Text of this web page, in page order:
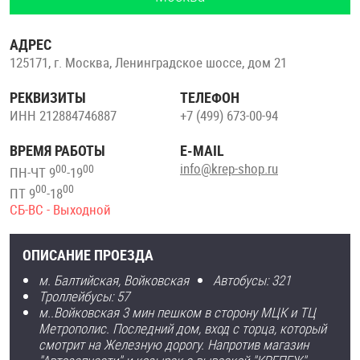
ОПЛАТА И ДОСТАВКА
НАШИ МАГАЗИНЫ
Гайки
Дюбели
Дюймовый крепёж
Заклепки (Гайки-Заклепки)
Инструмент
Крюки, кольца с метрической резьбой
Крюки, кольца с шурупной резьбой
АДРЕС
125171, г. Москва,Ленинградское шоссе,дом 21
РЕКВИЗИТЫ
ИНН 212884746887
ТЕЛЕФОН
+7 (499) 673-00-94
ВРЕМЯ РАБОТЫ
ПН-ЧТ 900-1900
ПТ 900-1800
СБ-ВС - Выходной
E-MAIL
info@krep-shop.ru
ОПИСАНИЕ ПРОЕЗДА
м. Балтийская, Войковская
Автобусы: 321
Троллейбусы: 57
м..Войковская 3 мин пешком в сторону МЦК и ТЦ
Метрополис. Последний дом, вход с торца, который
смотрит на Железную дорогу. Напротив магазин